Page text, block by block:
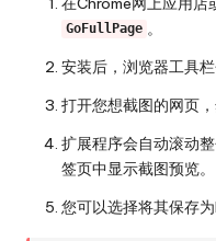
GoFullPage 。
安装后，浏览器工具
打开您想截图的网页
扩展程序会自动滚动
签页中显示截图预览。
您可以选择将其保存为